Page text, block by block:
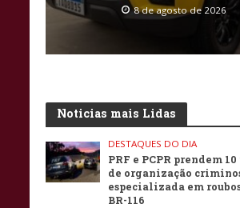
8 de agosto de 2026
Noticias mais Lidas
DESTAQUES DO DIA
PRF e PCPR prendem
de organização
especializada em
BR-116